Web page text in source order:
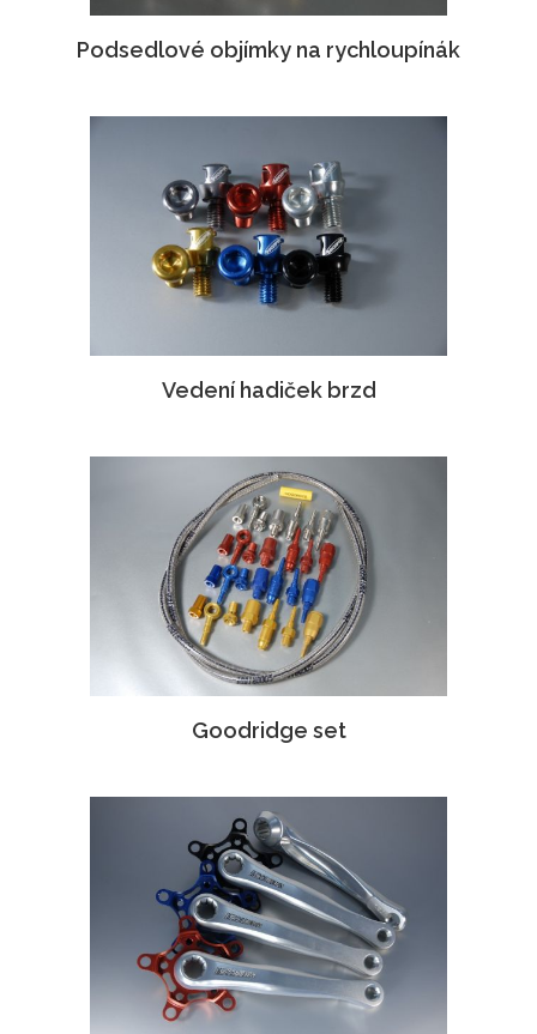
Podsedlové objímky na rychloupínák
Vedení hadiček brzd
Goodridge set